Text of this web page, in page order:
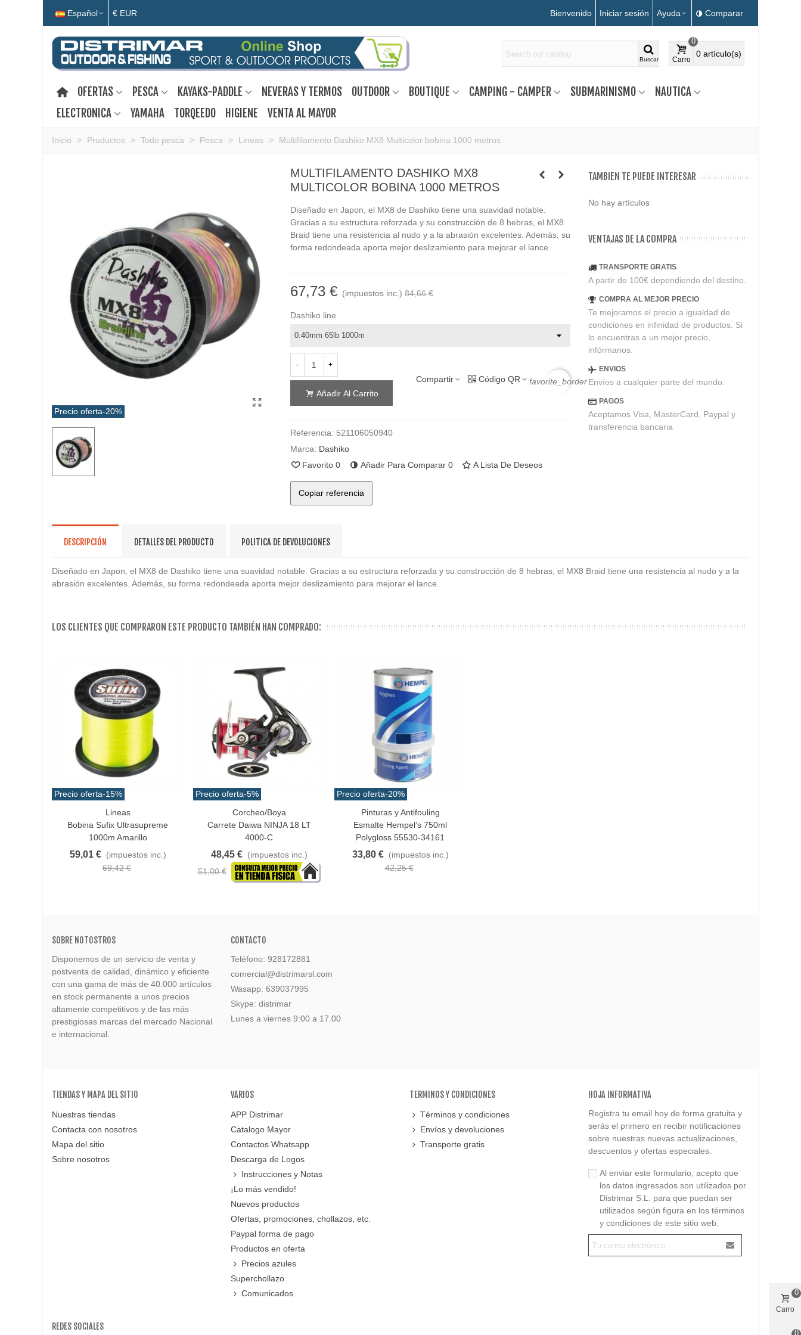
Español € EUR Bienvenido Iniciar sesión Ayuda Comparar
Buscar Carro
0
0 artículo(s)
OFERTAS PESCA KAYAKS-PADDLE NEVERAS Y TERMOS OUTDOOR BOUTIQUE CAMPING - CAMPER SUBMARINISMO
NAUTICA
ELECTRONICA
YAMAHA TORQEEDO HIGIENE VENTA AL MAYOR
Inicio > Productos > Todo pesca > Pesca > Lineas > Multifilamento Dashiko MX8 Multicolor bobina 1000 metros
Precio oferta-20%
MULTIFILAMENTO DASHIKO MX8
MULTICOLOR BOBINA 1000 METROS
Diseñado en Japon, el MX8 de Dashiko tiene una suavidad notable.
Gracias a su estructura reforzada y su construcción de 8 hebras, el MX8
Braid tiene una resistencia al nudo y a la abrasión excelentes. Además, su
forma redondeada aporta mejor deslizamiento para mejorar el lance.
67,73 € (impuestos inc.) 84,66 €
Dashiko line
- +
Añadir Al Carrito
Compartir Código QR favorite_border
Referencia: 521106050940
Marca: Dashiko
Favorito 0 Añadir Para Comparar 0 A Lista De Deseos
Copiar referencia
TAMBIEN TE PUEDE INTERESAR
No hay artículos
VENTAJAS DE LA COMPRA
TRANSPORTE GRATIS
A partir de 100€ dependiendo del destino.
COMPRA AL MEJOR PRECIO
Te mejoramos el precio a igualdad de
condiciones en infinidad de productos. Si
lo encuentras a un mejor precio,
infórmanos.
ENVIOS
Envíos a cualquier parte del mundo.
PAGOS
Aceptamos Visa, MasterCard, Paypal y
transferencia bancaria
DESCRIPCIÓN DETALLES DEL PRODUCTO POLITICA DE DEVOLUCIONES
Diseñado en Japon, el MX8 de Dashiko tiene una suavidad notable. Gracias a su estructura reforzada y su construcción de 8 hebras, el MX8 Braid tiene una resistencia al nudo y a la
abrasión excelentes. Además, su forma redondeada aporta mejor deslizamiento para mejorar el lance.
LOS CLIENTES QUE COMPRARON ESTE PRODUCTO TAMBIÉN HAN COMPRADO:
Precio oferta-15%
FavoritoLineas
Bobina Sufix Ultrasupreme
1000m Amarillo
59,01 € (impuestos inc.)
69,42 €
Precio oferta-5%
Añadir Al Carrito
Corcheo/Boya
Carrete Daiwa NINJA 18 LT
4000-C
48,45 € (impuestos inc.)
51,00 €
Precio oferta-20%
Añadir Al Carrito
Pinturas y Antifouling
Esmalte Hempel’s 750ml
Polygloss 55530-34161
33,80 € (impuestos inc.)
42,25 €
SOBRE NOTOSTROS
Disponemos de un servicio de venta y
postventa de calidad, dinámico y eficiente
con una gama de más de 40.000 artículos
en stock permanente a unos precios
altamente competitivos y de las más
prestigiosas marcas del mercado Nacional
e internacional.
CONTACTO
Teléfono: 928172881
comercial@distrimarsl.com
Wasapp: 639037995
Skype: distrimar
Lunes a viernes 9:00 a 17.00
TIENDAS Y MAPA DEL SITIO
Nuestras tiendas
Contacta con nosotros
Mapa del sitio
Sobre nosotros
VARIOS
APP Distrimar
Catalogo Mayor
Contactos Whatsapp
Descarga de Logos
Instrucciones y Notas
¡Lo más vendido!
Nuevos productos
Ofertas, promociones, chollazos, etc.
Paypal forma de pago
Productos en oferta
Precios azules
Superchollazo
Comunicados
TERMINOS Y CONDICIONES
Términos y condiciones
Envíos y devoluciones
Transporte gratis
HOJA INFORMATIVA
Registra tu email hoy de forma gratuita y
serás el primero en recibir notificaciones
sobre nuestras nuevas actualizaciones,
descuentos y ofertas especiales.
Al enviar este formulario, acepto que
los datos ingresados son utilizados por
Distrimar S.L. para que puedan ser
utilizados según figura en los términos
y condiciones de este sitio web.
REDES SOCIALES
Carro
0
0